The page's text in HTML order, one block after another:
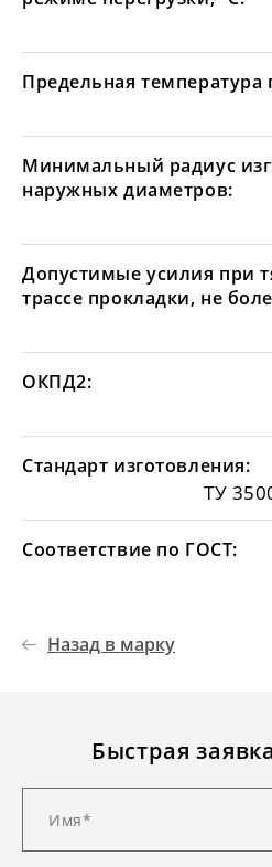
Предельная температура
Минимальный радиус
наружных диаметров:
Допустимые усилия при
трассе прокладки, не
ОКПД2:
Стандарт изготовления:
ТУ
Соответствие по ГОСТ:
Назад в марку
Быстрая